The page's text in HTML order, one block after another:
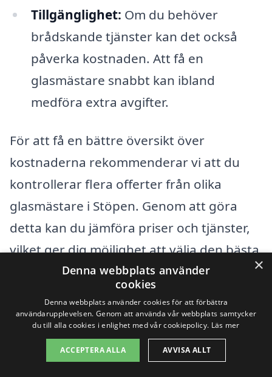
Tillgänglighet: Om du behöver
brådskande tjänster kan det också
påverka kostnaden. Att få en
glasmästare snabbt kan ibland
medföra extra avgifter.
För att få en bättre översikt över
kostnaderna rekommenderar vi att du
kontrollerar flera offerter från olika
glasmästare i Stöpen. Genom att göra
detta kan du jämföra priser och tjänster,
vilket ger dig möjlighet att välja den bästa
lösningen för dina behov. Kom också ihåg
att kommunicera tydligt vad du behöver,
så att du får en exakt uppskattning.
Medan priset är viktigt, är kvalitet och
pålitlighet i tjänsterna avgörande för att
×
Denna webbplats använder
cookies
Denna webbplats använder cookies för att förbättra
användarupplevelsen. Genom att använda vår webbplats samtycker
du till alla cookies i enlighet med vår cookiepolicy. Läs mer
ACCEPTERA ALLA AVVISA ALLT